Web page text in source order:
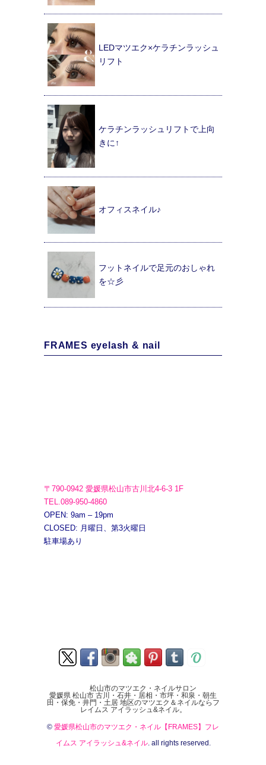
LEDマツエク×ケラチンラッシュ
リフト
ケラチンラッシュリフトで上向
きに↑
オフィスネイル♪
フットネイルで足元のおしゃれ
を☆彡
FRAMES eyelash & nail
〒790-0942 愛媛県松山市古川北4-6-3 1F
TEL.089-950-4860
OPEN: 9am – 19pm
CLOSED: 月曜日、第3火曜日
駐車場あり
松山市のマツエク・ネイルサロン
愛媛県 松山市 古川・石井・居相・市坪・和泉・朝生
田・保免・井門・土居 地区のマツエク＆ネイルならフ
レイムス アイラッシュ&ネイル。
© 愛媛県松山市のマツエク・ネイル【FRAMES】フレ
イムス アイラッシュ&ネイル. all rights reserved.